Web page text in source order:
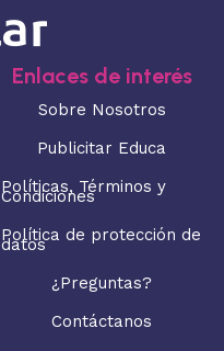
Enlaces de interés
Sobre Nosotros
Publicitar Educa
Políticas, Términos y
Condiciones
Política de protección de
datos
¿Preguntas?
Contáctanos